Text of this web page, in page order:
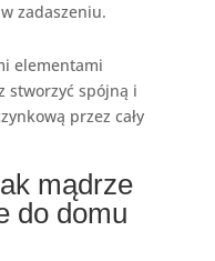
zadaszeniu.
elementami
stworzyć spójną i
przez cały
mądrze
do domu